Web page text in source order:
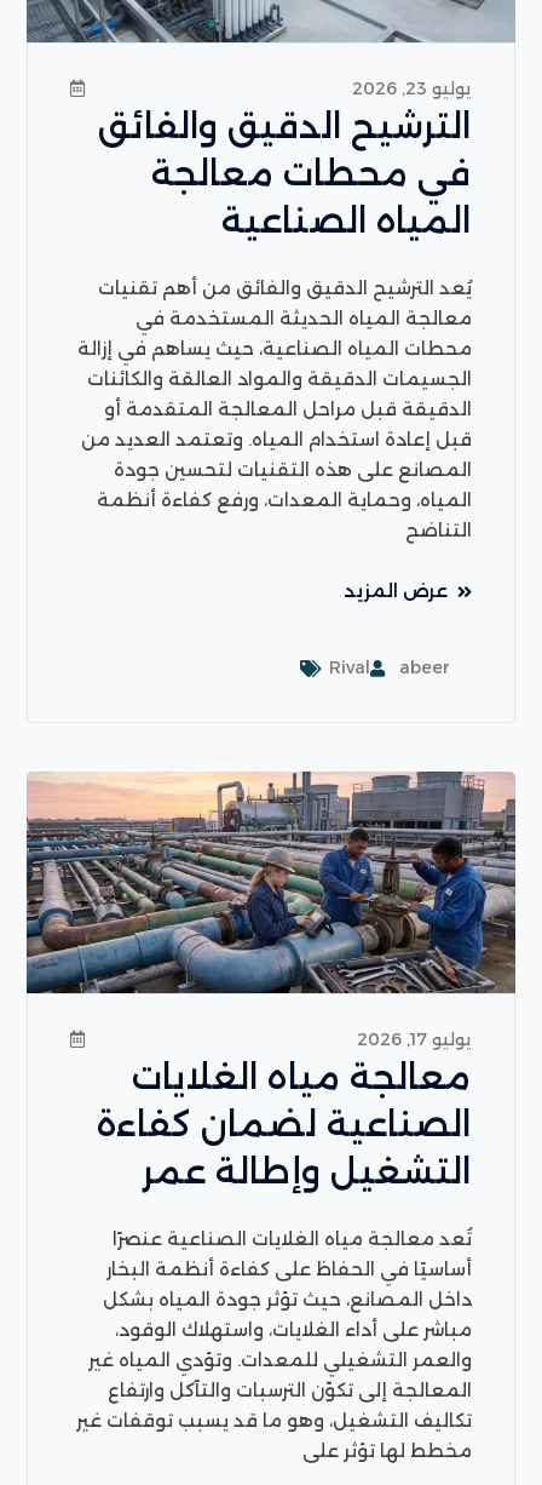
يوليو 23, 2026
الترشيح الدقيق والفائق
في محطات معالجة
المياه الصناعية
يُعد الترشيح الدقيق والفائق من أهم تقنيات
معالجة المياه الحديثة المستخدمة في
محطات المياه الصناعية، حيث يساهم في إزالة
الجسيمات الدقيقة والمواد العالقة والكائنات
الدقيقة قبل مراحل المعالجة المتقدمة أو
قبل إعادة استخدام المياه. وتعتمد العديد من
المصانع على هذه التقنيات لتحسين جودة
المياه، وحماية المعدات، ورفع كفاءة أنظمة
التناضح
عرض المزيد
abeer
Rival
يوليو 17, 2026
معالجة مياه الغلايات
الصناعية لضمان كفاءة
التشغيل وإطالة عمر
تُعد معالجة مياه الغلايات الصناعية عنصرًا
أساسيًا في الحفاظ على كفاءة أنظمة البخار
داخل المصانع، حيث تؤثر جودة المياه بشكل
مباشر على أداء الغلايات، واستهلاك الوقود،
والعمر التشغيلي للمعدات. وتؤدي المياه غير
المعالجة إلى تكوّن الترسبات والتآكل وارتفاع
تكاليف التشغيل، وهو ما قد يسبب توقفات غير
مخطط لها تؤثر على